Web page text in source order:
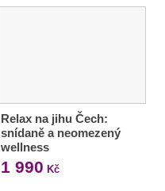
Relax na jihu Čech:
snídaně a neomezený
wellness
1 990 Kč